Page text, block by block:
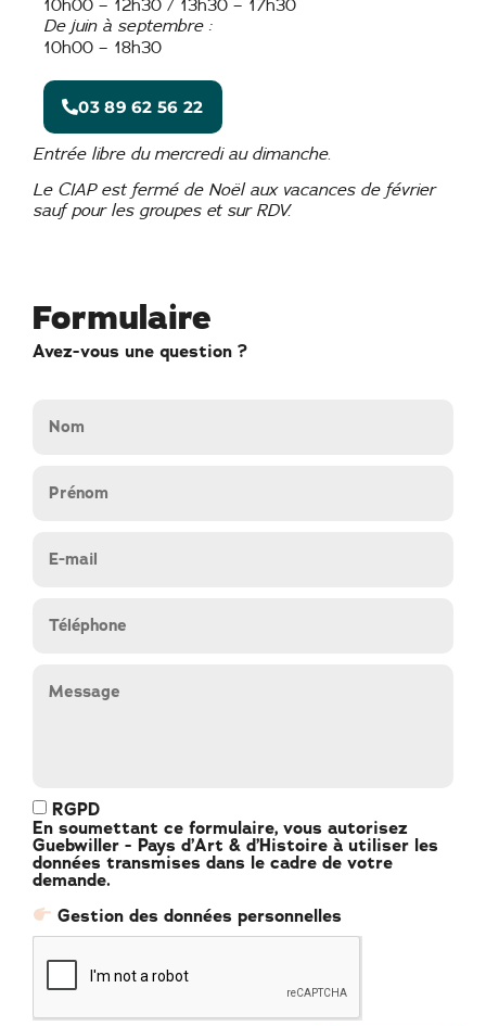
10h00 – 12h30 / 13h30 – 17h30
De juin à septembre :
10h00 – 18h30
03 89 62 56 22
Entrée libre du mercredi au dimanche.
Le CIAP est fermé de Noël aux vacances de février
sauf pour les groupes et sur RDV.
Formulaire
Avez-vous une question ?
RGPD
En soumettant ce formulaire, vous autorisez
Guebwiller - Pays d’Art & d’Histoire à utiliser les
données transmises dans le cadre de votre
demande.
Gestion des données personnelles